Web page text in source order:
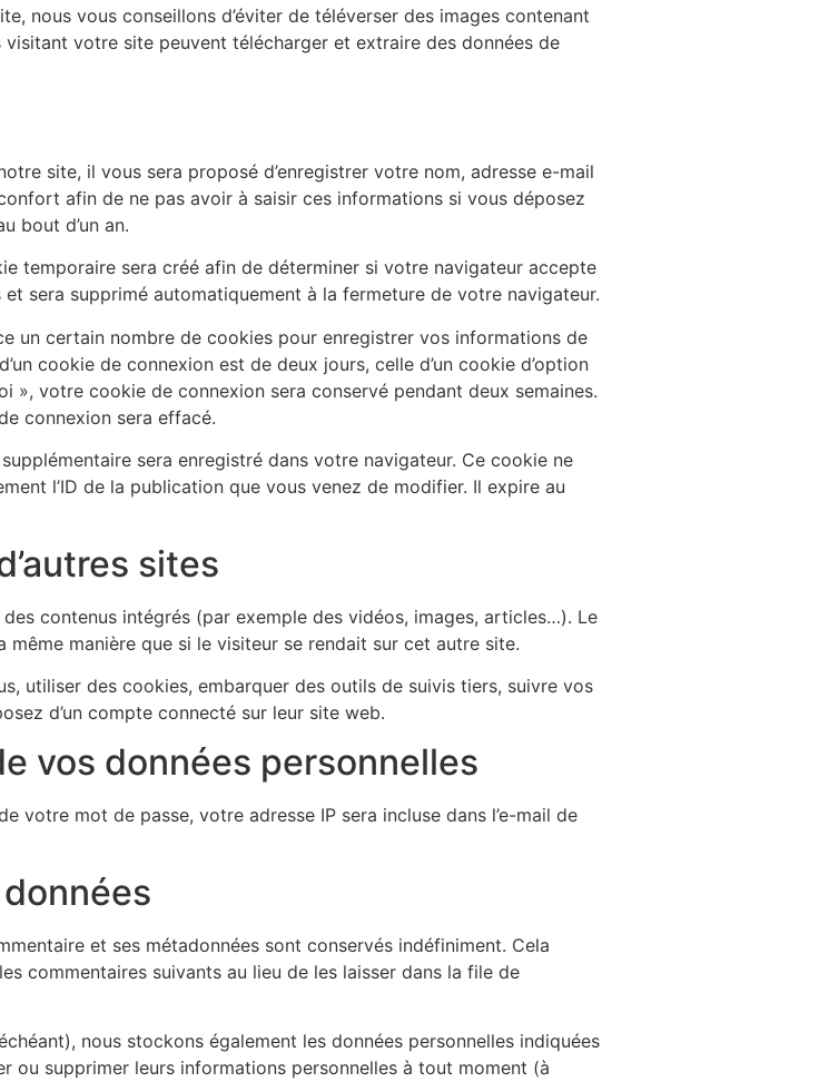
nous vous conseillons d’éviter de téléverser des images contenant
visitant votre site peuvent télécharger et extraire des données de
site, il vous sera proposé d’enregistrer votre nom, adresse e-mail
afin de ne pas avoir à saisir ces informations si vous déposez
bout d’un an.
temporaire sera créé afin de déterminer si votre navigateur accepte
sera supprimé automatiquement à la fermeture de votre navigateur.
un certain nombre de cookies pour enregistrer vos informations de
cookie de connexion est de deux jours, celle d’un cookie d’option
», votre cookie de connexion sera conservé pendant deux semaines.
connexion sera effacé.
sera enregistré dans votre navigateur. Ce cookie ne
l’ID de la publication que vous venez de modifier. Il expire au
sites
contenus intégrés (par exemple des vidéos, images, articles…). Le
manière que si le visiteur se rendait sur cet autre site.
utiliser des cookies, embarquer des outils de suivis tiers, suivre vos
d’un compte connecté sur leur site web.
vos données personnelles
votre mot de passe, votre adresse IP sera incluse dans l’e-mail de
et ses métadonnées sont conservés indéfiniment. Cela
commentaires suivants au lieu de les laisser dans la file de
nous stockons également les données personnelles indiquées
ou supprimer leurs informations personnelles à tout moment (à